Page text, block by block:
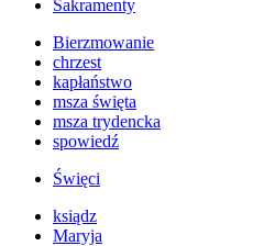
Sakramenty
Bierzmowanie
chrzest
kapłaństwo
msza święta
msza trydencka
spowiedź
Święci
ksiądz
Maryja